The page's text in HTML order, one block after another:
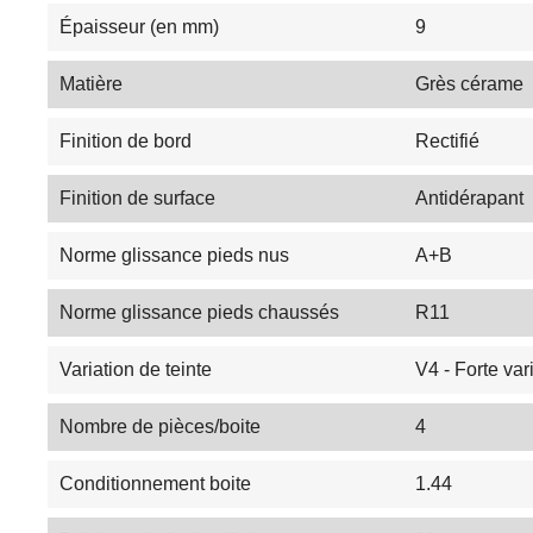
Épaisseur (en mm) 9
Matière Grès cérame
Finition de bord Rectifié
Finition de surface Antidérapant
Norme glissance pieds nus A+B
Norme glissance pieds chaussés R11
Variation de teinte V4 - Forte
Nombre de pièces/boite 4
Conditionnement boite 1.44